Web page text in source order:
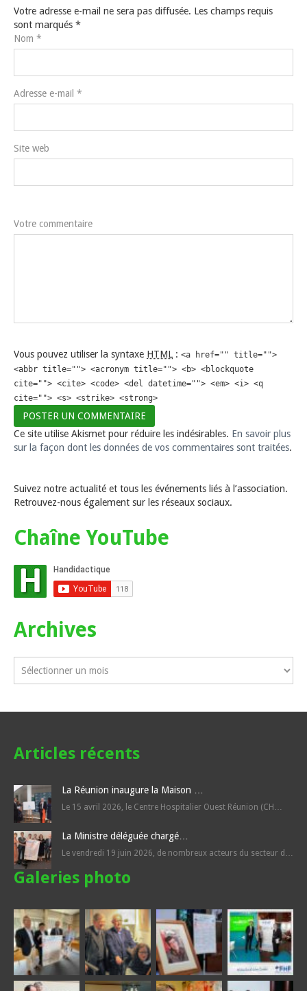
Votre adresse e-mail ne sera pas diffusée. Les champs requis
sont marqués *
Nom *
Adresse e-mail *
Site web
Votre commentaire
Vous pouvez utiliser la syntaxe HTML : <a href="" title="">
<abbr title=""> <acronym title=""> <b> <blockquote
cite=""> <cite> <code> <del datetime=""> <em> <i> <q
cite=""> <s> <strike> <strong>
Ce site utilise Akismet pour réduire les indésirables. En savoir plus
sur la façon dont les données de vos commentaires sont traitées.
Suivez notre actualité et tous les événements liés à l’association.
Retrouvez-nous également sur les réseaux sociaux.
Chaîne YouTube
Archives
Articles récents
La Réunion inaugure la Maison …
Le 15 avril 2026, le Centre Hospitalier Ouest Réunion (CH…
La Ministre déléguée chargé…
Le vendredi 19 juin 2026, de nombreux acteurs du secteur d…
Galeries photo